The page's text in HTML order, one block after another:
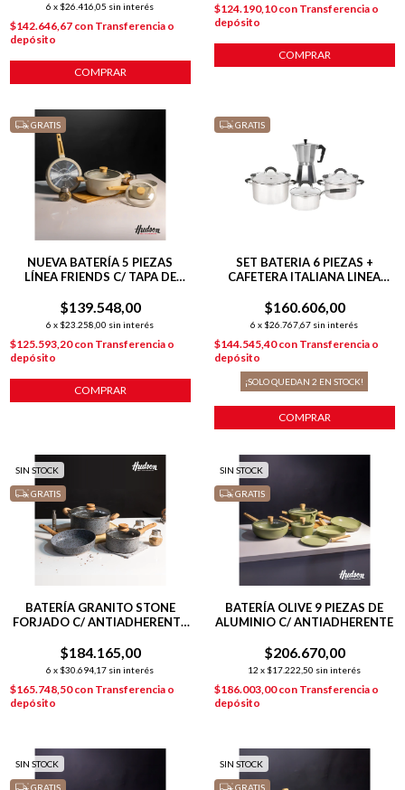
6 x $26.416,05 sin interés
$142.646,67 con Transferencia o
depósito
COMPRAR
$124.190,10con Transferencia o
depósito
COMPRAR
GRATIS
NUEVA BATERÍA 5 PIEZAS
LÍNEA FRIENDS C/ TAPA DE
$139.548,00
6 x $23.258,00 sin interés
$125.593,20con Transferencia o
depósito
GRATIS
SET BATERIA 6 PIEZAS +
CAFETERA ITALIANA LINEA
$160.606,00
6 x $26.767,67 sin interés
$144.545,40con Transferencia o
depósito
¡SOLO QUEDAN2 EN STOCK!
COMPRAR
SIN STOCK
GRATIS
BATERÍA GRANITO STONE
FORJADO C/ ANTIADHERENTE
$184.165,00
6 x $30.694,17 sin interés
$165.748,50con Transferencia o
depósito
SIN STOCK
GRATIS
BATERÍA OLIVE 9 PIEZAS DE
ALUMINIO C/ ANTIADHERENTE
$206.670,00
12 x $17.222,50 sin interés
$186.003,00con Transferencia o
depósito
SIN STOCK
GRATIS
SIN STOCK
GRATIS